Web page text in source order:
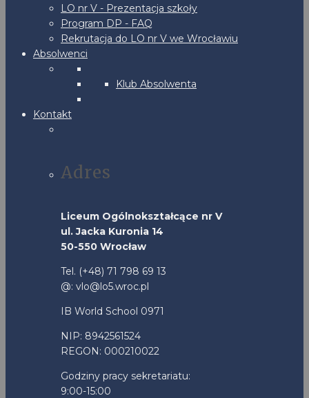
LO nr V - Prezentacja szkoły
Program DP - FAQ
Rekrutacja do LO nr V we Wrocławiu
Absolwenci
Klub Absolwenta
Kontakt
Adres
Liceum Ogólnokształcące nr V
ul. Jacka Kuronia 14
50-550 Wrocław
Tel. (+48) 71 798 69 13
@: vlo@lo5.wroc.pl
IB World School 0971
NIP: 8942561524
REGON: 000210022
Godziny pracy sekretariatu:
9:00-15:00